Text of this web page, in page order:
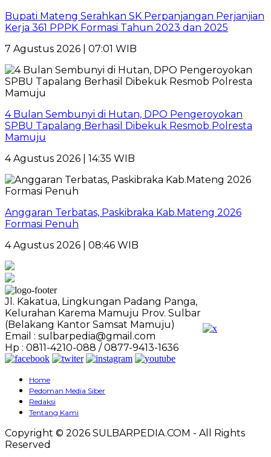
Bupati Mateng Serahkan SK Perpanjangan Perjanjian
Kerja 361 PPPK Formasi Tahun 2023 dan 2025
7 Agustus 2026 | 07:01 WIB
4 Bulan Sembunyi di Hutan, DPO Pengeroyokan
SPBU Tapalang Berhasil Dibekuk Resmob Polresta
Mamuju
4 Agustus 2026 | 14:35 WIB
Anggaran Terbatas, Paskibraka Kab.Mateng 2026
Formasi Penuh
4 Agustus 2026 | 08:46 WIB
Jl. Kakatua, Lingkungan Padang Panga,
Kelurahan Karema Mamuju Prov. Sulbar
(Belakang Kantor Samsat Mamuju)
Email : sulbarpedia@gmail.com
Hp : 0811-4210-088 / 0877-9413-1636
Home
Pedoman Media Siber
Redaksi
Tentang Kami
Copyright © 2026 SULBARPEDIA.COM - All Rights
Reserved